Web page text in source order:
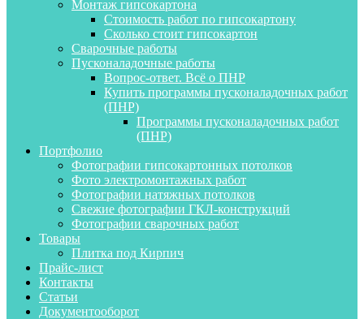
Монтаж гипсокартона
Стоимость работ по гипсокартону
Сколько стоит гипсокартон
Сварочные работы
Пусконаладочные работы
Вопрос-ответ. Всё о ПНР
Купить программы пусконаладочных работ
(ПНР)
Программы пусконаладочных работ
(ПНР)
Портфолио
Фотографии гипсокартонных потолков
Фото электромонтажных работ
Фотографии натяжных потолков
Свежие фотографии ГКЛ-конструкций
Фотографии сварочных работ
Товары
Плитка под Кирпич
Прайс-лист
Контакты
Статьи
Документооборот